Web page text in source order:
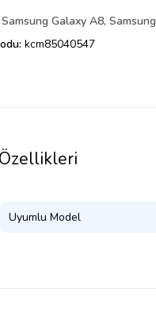
Galaxy A8,
kcm85040547
Uyumlu Model